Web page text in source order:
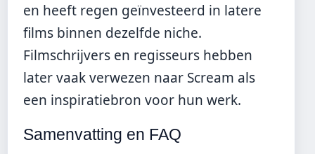
en heeft regen geïnvesteerd in latere
films binnen dezelfde niche.
Filmschrijvers en regisseurs hebben
later vaak verwezen naar Scream als
een inspiratiebron voor hun werk.
Samenvatting en FAQ